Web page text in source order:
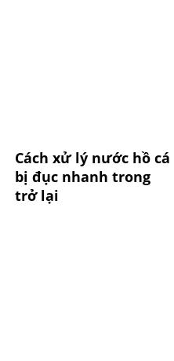
Cách xử lý nước hồ cá
bị đục nhanh trong
trở lại